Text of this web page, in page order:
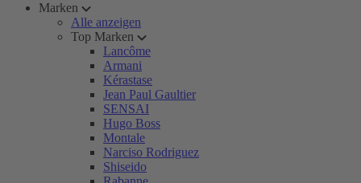
Marken
Alle anzeigen
Top Marken
Lancôme
Armani
Kérastase
Jean Paul Gaultier
SENSAI
Hugo Boss
Montale
Narciso Rodriguez
Shiseido